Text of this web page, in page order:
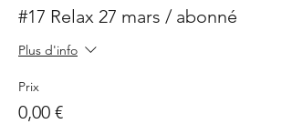
#17 Relax 27 mars / abonné
Plus d'info
Prix
0,00 €